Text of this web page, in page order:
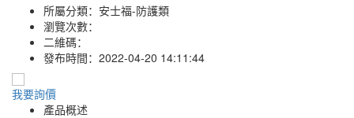
所屬分類： 安士福-防護類
瀏覽次數：
二維碼：
發布時間： 2022-04-20 14:11:44
我要詢價
產品概述